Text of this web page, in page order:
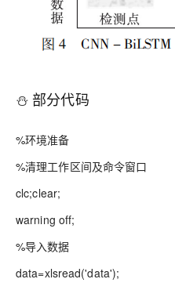
⛄ 部分代码
%环境准备
%清理工作区间及命令窗口
clc;clear;
warning off;
%导入数据
data=xlsread('data');